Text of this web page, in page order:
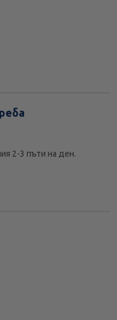
2-3 пъти на ден.